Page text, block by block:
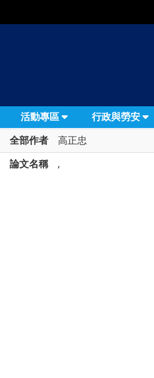
活動專區 行政與勞安
全部作者 高正忠
論文名稱 ,